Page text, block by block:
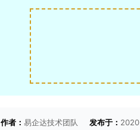
作者： 易企达技术团队 发布于：